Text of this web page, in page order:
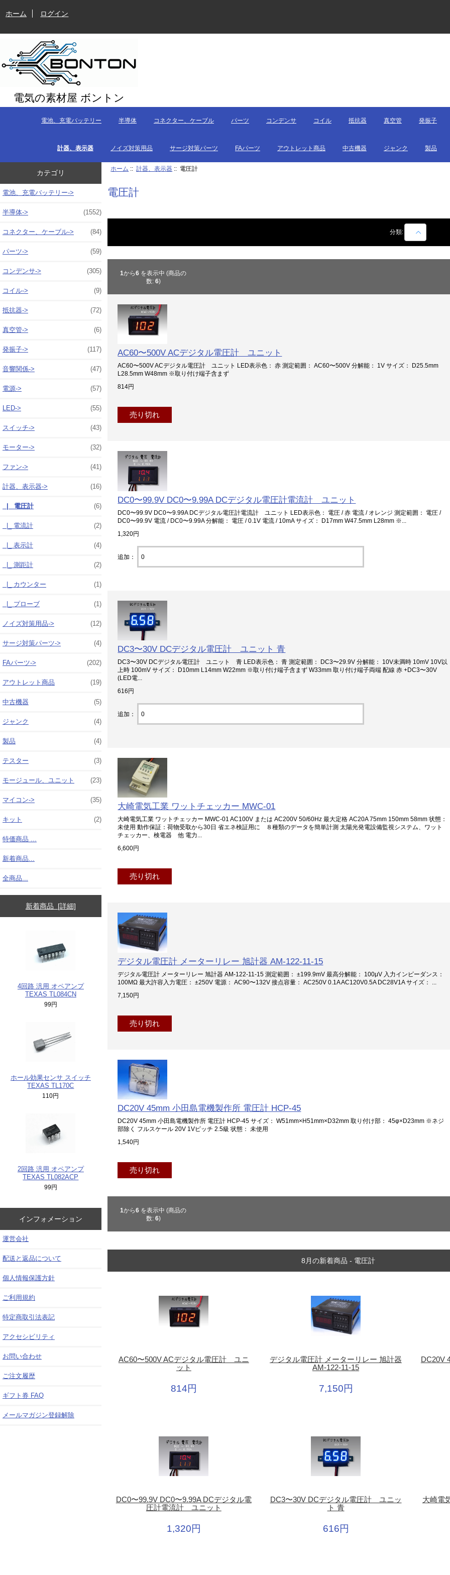
ホーム ログイン
電気の素材屋 ボントン
電池、充電バッテリー 半導体 コネクター、ケーブル パーツ コンデンサ コイル 抵抗器 真空管 発振子
計器、表示器 ノイズ対策用品 サージ対策パーツ FAパーツ アウトレット商品 中古機器 ジャンク 製品
カテゴリ
電池、充電バッテリー->
半導体-> (1552)
コネクター、ケーブル-> (84)
パーツ-> (59)
コンデンサ-> (305)
コイル-> (9)
抵抗器-> (72)
真空管-> (6)
発振子-> (117)
音響関係-> (47)
電源-> (57)
LED-> (55)
スイッチ-> (43)
モーター-> (32)
ファン-> (41)
計器、表示器-> (16)
|_ 電圧計 (6)
|_ 電流計 (2)
|_ 表示計 (4)
|_ 測距計 (2)
|_ カウンター (1)
|_ プローブ (1)
ノイズ対策用品-> (12)
サージ対策パーツ-> (4)
FAパーツ-> (202)
アウトレット商品 (19)
中古機器 (5)
ジャンク (4)
製品 (4)
テスター (3)
モージュール、ユニット (23)
マイコン-> (35)
キット (2)
特価商品 ...
新着商品...
全商品...
新着商品 [詳細]
4回路 汎用 オペアンプ
TEXAS TL084CN
99円
ホール効果センサ スイッチ
TEXAS TL170C
110円
2回路 汎用 オペアンプ
TEXAS TL082ACP
99円
インフォメーション
運営会社
配送と返品について
個人情報保護方針
ご利用規約
特定商取引法表記
アクセシビリティ
お問い合わせ
ご注文履歴
ギフト券 FAQ
メールマガジン登録解除
ホーム ::計器、表示器 :: 電圧計
電圧計
分類:
1から6 を表示中 (商品の
数: 6)
AC60〜500V ACデジタル電圧計 ユニット
AC60〜500V ACデジタル電圧計 ユニット LED表示色： 赤 測定範囲： AC60〜500V 分解能： 1V サイズ： D25.5mm
L28.5mm W48mm ※取り付け端子含まず
814円
売り切れ
DC0〜99.9V DC0〜9.99A DCデジタル電圧計電流計 ユニット
DC0〜99.9V DC0〜9.99A DCデジタル電圧計電流計 ユニット LED表示色： 電圧 / 赤 電流 / オレンジ 測定範囲： 電圧 /
DC0〜99.9V 電流 / DC0〜9.99A 分解能： 電圧 / 0.1V 電流 / 10mA サイズ： D17mm W47.5mm L28mm ※...
1,320円
追加：
DC3〜30V DCデジタル電圧計 ユニット 青
DC3〜30V DCデジタル電圧計 ユニット 青 LED表示色： 青 測定範囲： DC3〜29.9V 分解能： 10V未満時 10mV 10V以
上時 100mV サイズ： D10mm L14mm W22mm ※取り付け端子含まず W33mm 取り付け端子両端 配線 赤 +DC3〜30V
(LED電...
616円
追加：
大崎電気工業 ワットチェッカー MWC-01
大崎電気工業 ワットチェッカー MWC-01 AC100V または AC200V 50/60Hz 最大定格 AC20A 75mm 150mm 58mm 状態：
未使用 動作保証：荷物受取から30日 省エネ検証用に ８種類のデータを簡単計測 太陽光発電設備監視システム、ワット
チェッカー、検電器 他 電力...
6,600円
売り切れ
デジタル電圧計 メーターリレー 旭計器 AM-122-11-15
デジタル電圧計 メーターリレー 旭計器 AM-122-11-15 測定範囲： ±199.9mV 最高分解能： 100μV 入力インピーダンス：
100MΩ 最大許容入力電圧： ±250V 電源： AC90〜132V 接点容量： AC250V 0.1A AC120V0.5A DC28V1A サイズ： ...
7,150円
売り切れ
DC20V 45mm 小田島電機製作所 電圧計 HCP-45
DC20V 45mm 小田島電機製作所 電圧計 HCP-45 サイズ： W51mm×H51mm×D32mm 取り付け部： 45φ×D23mm ※ネジ
部除く フルスケール 20V 1Vピッチ 2.5級 状態： 未使用
1,540円
売り切れ
1から6 を表示中 (商品の
数: 6)
8月の新着商品 - 電圧計
AC60〜500V ACデジタル電圧計 ユニ
ット
814円
デジタル電圧計 メーターリレー 旭計器
AM-122-11-15
7,150円
DC20V
DC0〜99.9V DC0〜9.99A DCデジタル電
圧計電流計 ユニット
1,320円
DC3〜30V DCデジタル電圧計 ユニッ
ト 青
616円
大崎電